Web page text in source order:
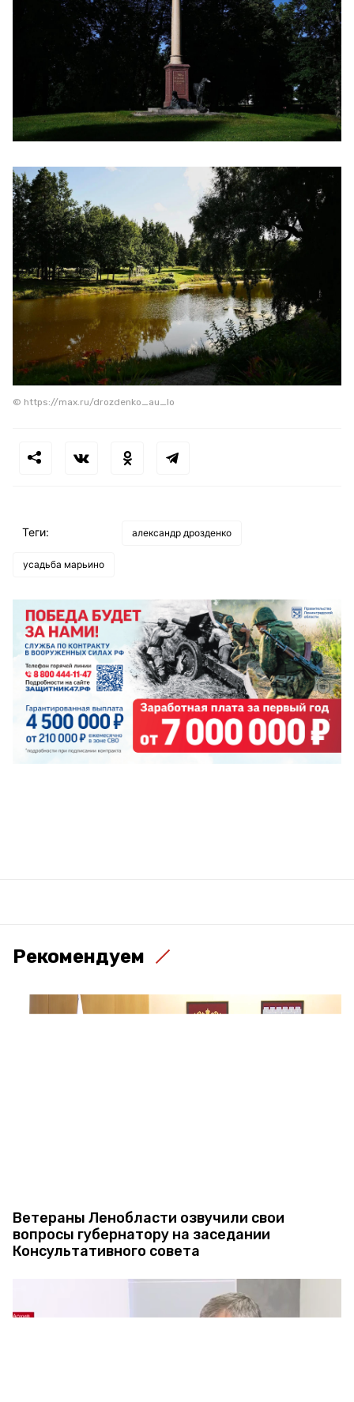
© https://max.ru/drozdenko_au_lo
Теги: александр дрозденко
усадьба марьино
Рекомендуем
Ветераны Ленобласти озвучили свои
вопросы губернатору на заседании
Консультативного совета